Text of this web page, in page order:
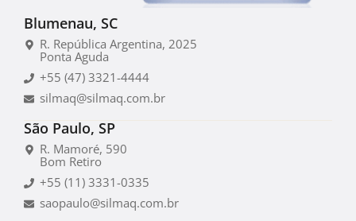
Blumenau, SC
R. República Argentina, 2025
Ponta Aguda
+55 (47) 3321-4444
silmaq@silmaq.com.br
São Paulo, SP
R. Mamoré, 590
Bom Retiro
+55 (11) 3331-0335
saopaulo@silmaq.com.br